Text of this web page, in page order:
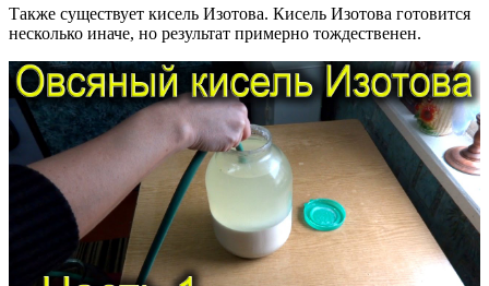
Также существует кисель Изотова. Кисель Изотова готовится
несколько иначе, но результат примерно тождественен.